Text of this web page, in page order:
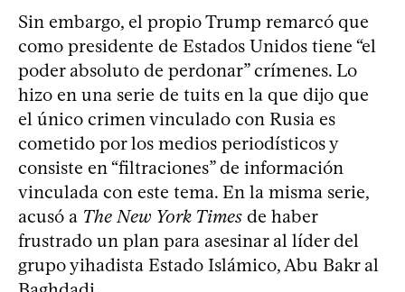
Sin embargo, el propio Trump remarcó que
como presidente de Estados Unidos tiene “el
poder absoluto de perdonar” crímenes. Lo
hizo en una serie de tuits en la que dijo que
el único crimen vinculado con Rusia es
cometido por los medios periodísticos y
consiste en “filtraciones” de información
vinculada con este tema. En la misma serie,
acusó a The New York Times de haber
frustrado un plan para asesinar al líder del
grupo yihadista Estado Islámico, Abu Bakr al